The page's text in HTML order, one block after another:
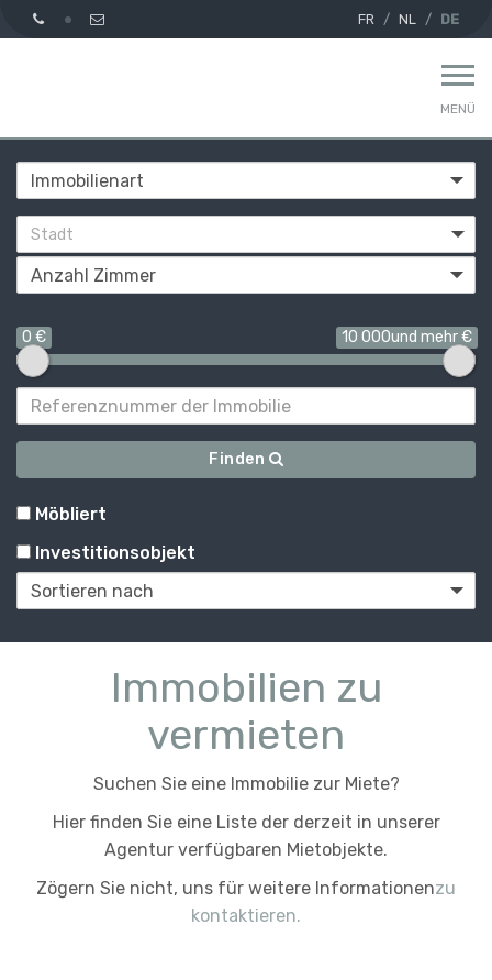
FR NL DE
MENÜ
Stadt
0 € 10 000und mehr €
Finden
Möbliert
Investitionsobjekt
Vermietung
Immobilien zu
vermieten
Suchen Sie eine Immobilie zur Miete?
Hier finden Sie eine Liste der derzeit in unserer
Agentur verfügbaren Mietobjekte.
Zögern Sie nicht, uns für weitere Informationenzu
kontaktieren.